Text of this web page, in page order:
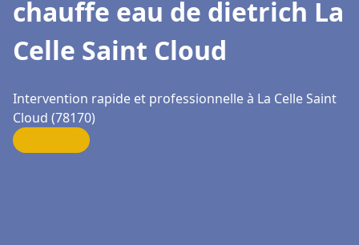
chauffe eau de dietrich La
Celle Saint Cloud
Intervention rapide et professionnelle à La Celle Saint
Cloud (78170)